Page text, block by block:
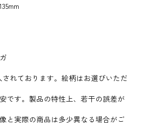
れております。絵柄はお選びいただ
です。製品の特性上、若干の誤差が
と実際の商品は多少異なる場合がご